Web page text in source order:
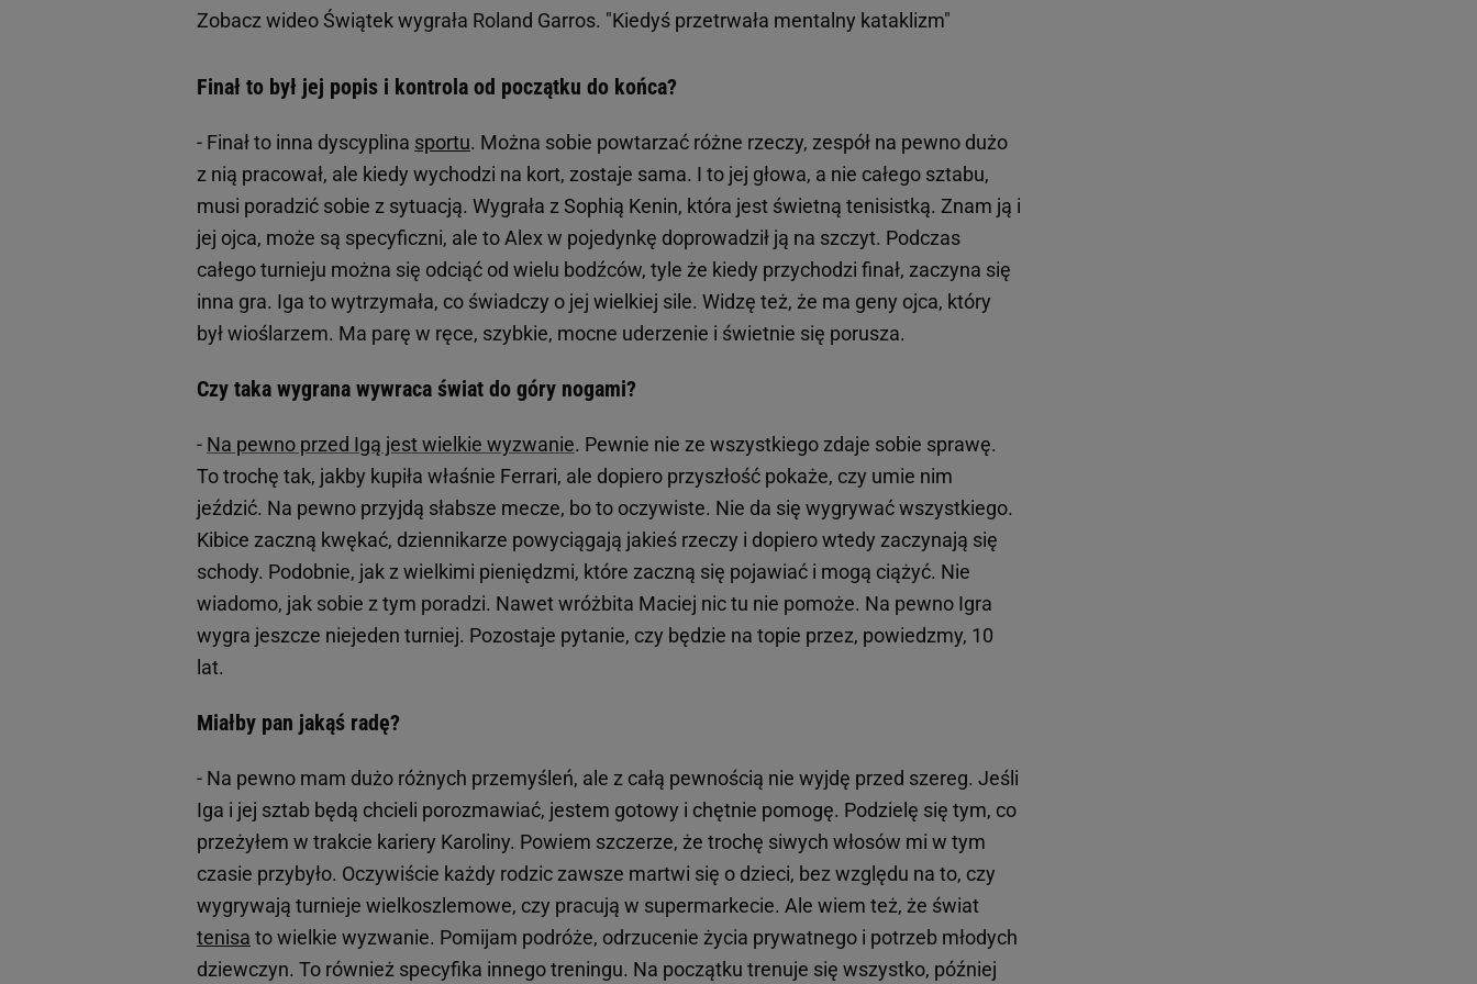
Zobacz wideoŚwiątek wygrała Roland Garros. "Kiedyś przetrwała mentalny kataklizm"
Finał to był jej popis i kontrola od początku do końca?
- Finał to inna dyscyplina sportu. Można sobie powtarzać różne rzeczy, zespół na pewno dużo
z nią pracował, ale kiedy wychodzi na kort, zostaje sama. I to jej głowa, a nie całego sztabu,
musi poradzić sobie z sytuacją. Wygrała z Sophią Kenin, która jest świetną tenisistką. Znam ją i
jej ojca, może są specyficzni, ale to Alex w pojedynkę doprowadził ją na szczyt. Podczas
całego turnieju można się odciąć od wielu bodźców, tyle że kiedy przychodzi finał, zaczyna się
inna gra. Iga to wytrzymała, co świadczy o jej wielkiej sile. Widzę też, że ma geny ojca, który
był wioślarzem. Ma parę w ręce, szybkie, mocne uderzenie i świetnie się porusza.
Czy taka wygrana wywraca świat do góry nogami?
- Na pewno przed Igą jest wielkie wyzwanie. Pewnie nie ze wszystkiego zdaje sobie sprawę.
To trochę tak, jakby kupiła właśnie Ferrari, ale dopiero przyszłość pokaże, czy umie nim
jeździć. Na pewno przyjdą słabsze mecze, bo to oczywiste. Nie da się wygrywać wszystkiego.
Kibice zaczną kwękać, dziennikarze powyciągają jakieś rzeczy i dopiero wtedy zaczynają się
schody. Podobnie, jak z wielkimi pieniędzmi, które zaczną się pojawiać i mogą ciążyć. Nie
wiadomo, jak sobie z tym poradzi. Nawet wróżbita Maciej nic tu nie pomoże. Na pewno Igra
wygra jeszcze niejeden turniej. Pozostaje pytanie, czy będzie na topie przez, powiedzmy, 10
lat.
Miałby pan jakąś radę?
- Na pewno mam dużo różnych przemyśleń, ale z całą pewnością nie wyjdę przed szereg. Jeśli
Iga i jej sztab będą chcieli porozmawiać, jestem gotowy i chętnie pomogę. Podzielę się tym, co
przeżyłem w trakcie kariery Karoliny. Powiem szczerze, że trochę siwych włosów mi w tym
czasie przybyło. Oczywiście każdy rodzic zawsze martwi się o dzieci, bez względu na to, czy
wygrywają turnieje wielkoszlemowe, czy pracują w supermarkecie. Ale wiem też, że świat
tenisa to wielkie wyzwanie. Pomijam podróże, odrzucenie życia prywatnego i potrzeb młodych
dziewczyn. To również specyfika innego treningu. Na początku trenuje się wszystko, później